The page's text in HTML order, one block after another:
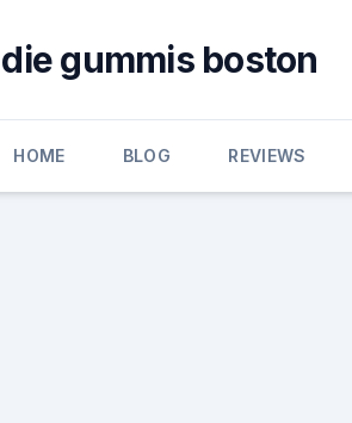
die gummis boston
HOME BLOG REVIEWS